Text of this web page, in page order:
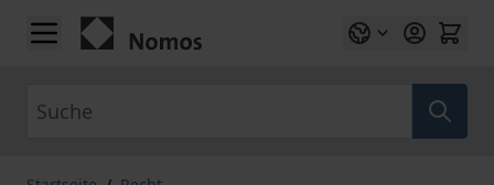
Zum Inhalt springen